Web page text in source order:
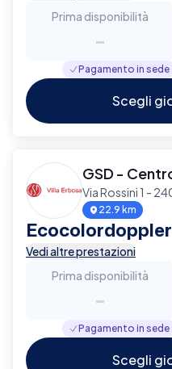
Prima disponibilità
-
Pagamento in sede
Scegli
GSD -
Via Rossini 1 -
22.9 km
Vedi altre prestazioni
Prima disponibilità
-
Pagamento in sede
Scegli